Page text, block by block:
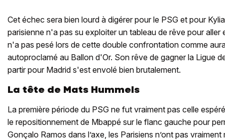
Cet échec sera bien lourd à digérer pour le PSG et pour
parisienne n'a pas su exploiter un tableau de rêve pour aller
n'a pas pesé lors de cette double confrontation comme
autoproclamé au Ballon d'Or. Son rêve de gagner la Ligue
partir pour Madrid s'est envolé bien brutalement.
La tête de Mats Hummels
La première période du PSG ne fut vraiment pas celle
le repositionnement de Mbappé sur le flanc gauche pour
Gonçalo Ramos dans l’axe, les Parisiens n’ont pas